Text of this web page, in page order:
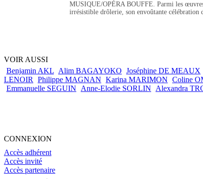
MUSIQUE/OPÉRA BOUFFE. Parmi les œuvres
irrésistible drôlerie, son envoûtante célébration
VOIR AUSSI
Benjamin AKL Alim BAGAYOKO Joséphine DE MEAUX
LENOIR
Philippe MAGNAN Karina MARIMON Coline
Emmanuelle SEGUIN
Anne-Elodie SORLIN Alexandra
CONNEXION
Accès adhérent
Accès invité
Accès partenaire